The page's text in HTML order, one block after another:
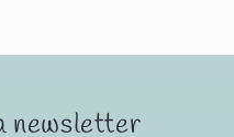
newsletter